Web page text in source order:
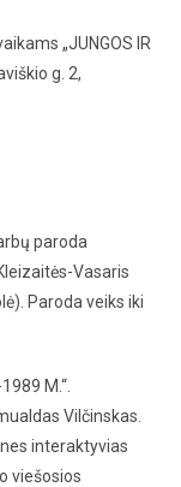
„JUNGOS IR
g. 2,
paroda
Vasaris
Paroda veiks iki
M.“.
Vilčinskas.
interaktyvias
viešosios